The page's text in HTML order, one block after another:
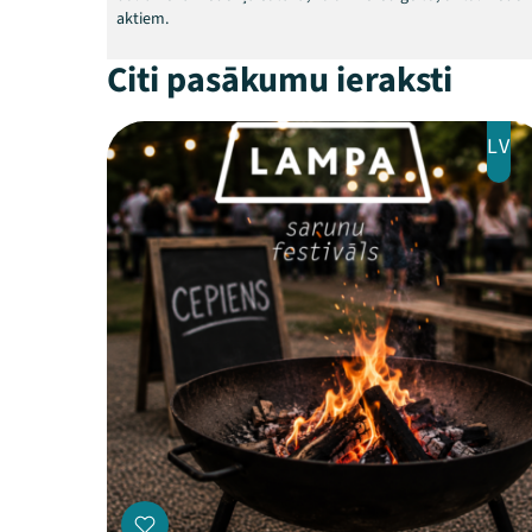
aktiem.
Citi pasākumu ieraksti
LV